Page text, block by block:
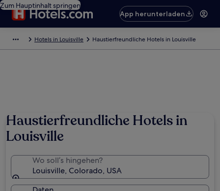
Zum Hauptinhalt springen
App herunterladen
Hotels in Louisville Haustierfreundliche Hotels in Louisville
Haustierfreundliche Hotels in
Louisville
Wo soll’s hingehen?
Louisville, Colorado, USA